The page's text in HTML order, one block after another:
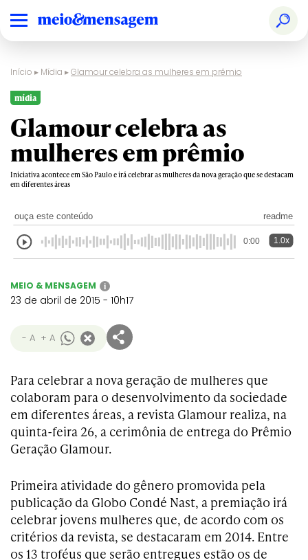
Início ▸ Mídia ▸Glamour celebra as mulheres em prêmio
mídia
Glamour celebra as
mulheres em prêmio
Iniciativa acontece em São Paulo e irá celebrar as mulheres da nova geração que se destacam
em diferentes áreas
ouça este conteúdo readme
0:00 1.0x
MEIO & MENSAGEM i
23 de abril de 2015 - 10h17
- A + A
Para celebrar a nova geração de mulheres que
colaboram para o desenvolvimento da sociedade
em diferentes áreas, a revista Glamour realiza, na
quinta-feira 26, a cerimônia de entrega do Prêmio
Geração Glamour.
Primeira atividade do gênero promovida pela
publicação da Globo Condé Nast, a premiação irá
celebrar jovens mulheres que, de acordo com os
critérios da revista, se destacaram em 2014. Entre
os 13 troféus que serão entregues estão os de